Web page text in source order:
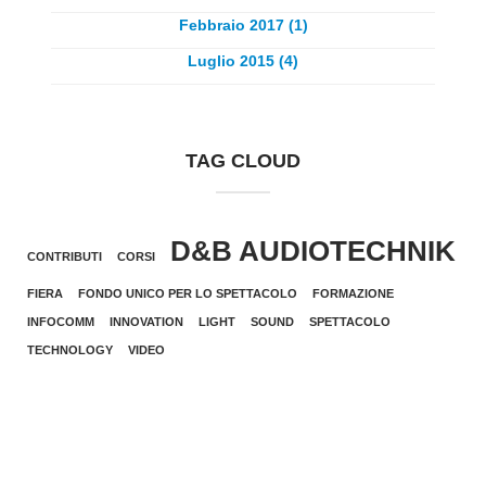
Febbraio 2017 (1)
Luglio 2015 (4)
TAG CLOUD
CONTRIBUTI CORSI D&B AUDIOTECHNIK
FIERA FONDO UNICO PER LO SPETTACOLO FORMAZIONE
INFOCOMM INNOVATION LIGHT SOUND SPETTACOLO
TECHNOLOGY VIDEO